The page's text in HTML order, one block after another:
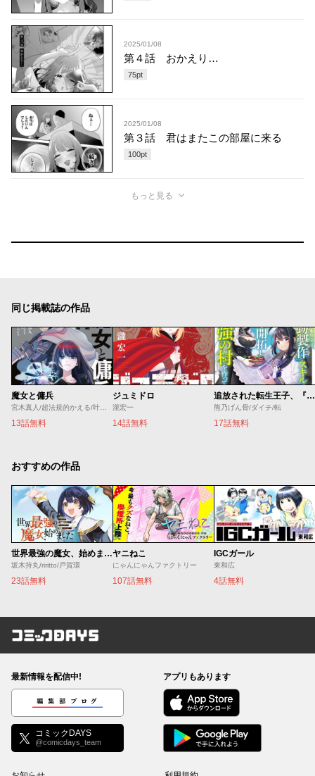
2025/01/08
第４話 おかえり…
75pt
2025/01/08
第３話 君はまたこの部屋に来る
100pt
もっと見る
同じ掲載誌の作品
魔女と傭兵
13話無料
ジュミドロ
瀧宏一
14話無料
追放された転生王子、『自動製作』スキルで領地を爆速で開拓し最強の村を作ってしまう
熊乃げん骨/ダイチ/転
17話無料
おすすめの作品
世界最強の魔女、始めました ～私だけ『攻略サイト』を見れる世界で自由に生きます～
坂木持丸/riritto/戸賀環
23話無料
ヤニねこ
にゃんにゃんファクトリー
107話無料
IGCガール
東和広
4話無料
コミックDAYS
最新情報を配信中!
編集部ブログ
コミックDAYS
@comicdays_team
アプリもあります